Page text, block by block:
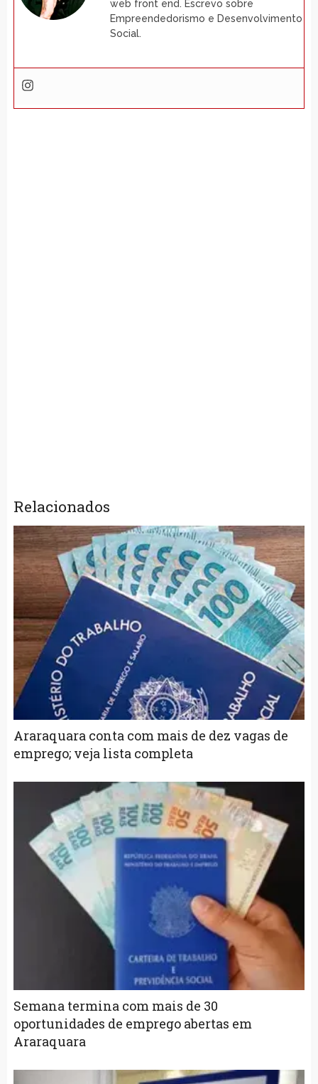
web front end. Escrevo sobre
Empreendedorismo e Desenvolvimento
Social.
Relacionados
Araraquara conta com mais de dez vagas de
emprego; veja lista completa
Semana termina com mais de 30
oportunidades de emprego abertas em
Araraquara